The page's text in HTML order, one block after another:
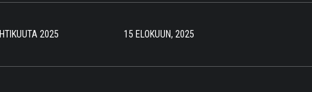
2025 15 ELOKUUN, 2025